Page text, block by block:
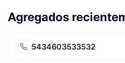
Agregados
5434603533532